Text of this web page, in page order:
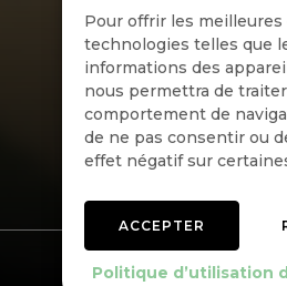
Pour offrir les
technologies telles que
informations des
nous permettra de
comportement de
de ne pas consentir ou
effet négatif sur
ACCEPTER
Politique d’utilisation
Politique d’utilisation des